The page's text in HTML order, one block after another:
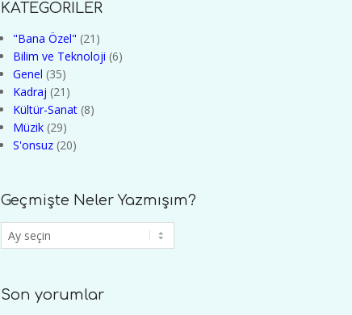
KATEGORİLER
"Bana Özel" (21)
Bilim ve Teknoloji (6)
Genel (35)
Kadraj (21)
Kültür-Sanat (8)
Müzik (29)
S'onsuz (20)
Geçmişte Neler Yazmışım?
Geçmişte
Neler
Son yorumlar